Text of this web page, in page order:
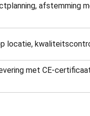
afstemming
locatie,
met CE-